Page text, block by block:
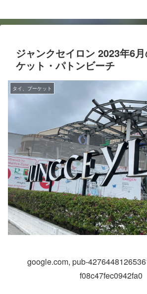
ジャンクセイロン 2023年6
ケット・パトンビーチ
タイ、プーケット
google.com, pub-
f08c47fec0942fa0